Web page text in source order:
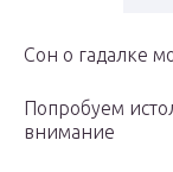
Сон о гадалке
Попробуем
внимание